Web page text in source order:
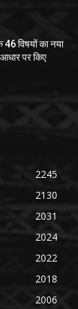
46 विषयों का नया
पर किए
2245
2130
2031
2024
2022
2018
2006